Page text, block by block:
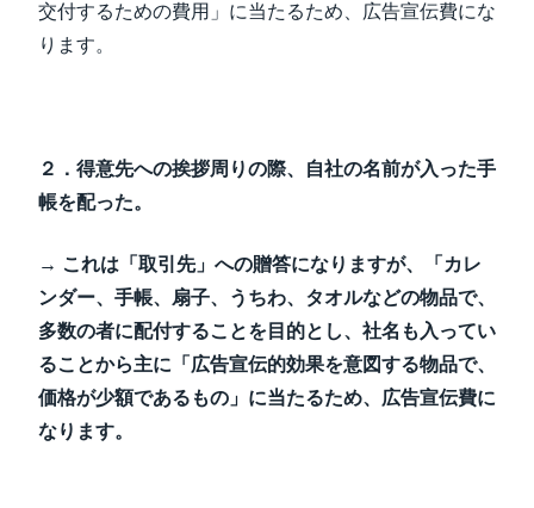
交付するための費用」に当たるため、広告宣伝費にな
ります。
２．得意先への挨拶周りの際、自社の名前が入った手
帳を配った。
→ これは「取引先」への贈答になりますが、「カレ
ンダー、手帳、扇子、うちわ、タオルなどの物品で、
多数の者に配付することを目的とし、社名も入ってい
ることから主に「広告宣伝的効果を意図する物品で、
価格が少額であるもの」に当たるため、広告宣伝費に
なります。